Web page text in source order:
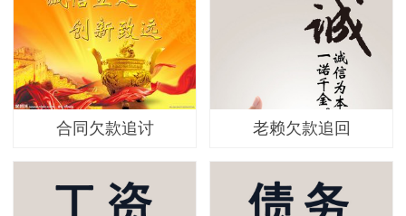
合同欠款追讨 老赖欠款追回